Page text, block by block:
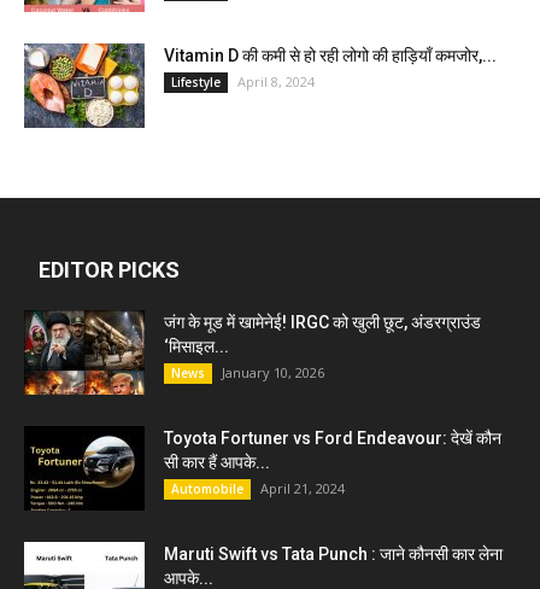
Vitamin D की कमी से हो रही लोगो की हाड़ियाँ कमजोर,...
Lifestyle April 8, 2024
EDITOR PICKS
जंग के मूड में खामेनेई! IRGC को खुली छूट, अंडरग्राउंड
‘मिसाइल...
News January 10, 2026
Toyota Fortuner vs Ford Endeavour: देखें कौन
सी कार हैं आपके...
Automobile April 21, 2024
Maruti Swift vs Tata Punch : जाने कौनसी कार लेना
आपके...